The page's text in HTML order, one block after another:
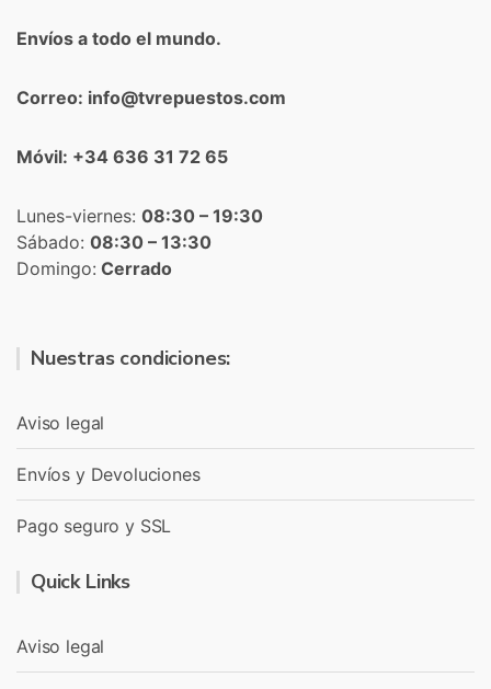
Envíos a todo el mundo.
Correo: info@tvrepuestos.com
Móvil: +34 636 31 72 65
Lunes-viernes: 08:30 – 19:30
Sábado: 08:30 – 13:30
Domingo: Cerrado
Nuestras condiciones:
Aviso legal
Envíos y Devoluciones
Pago seguro y SSL
Quick Links
Aviso legal